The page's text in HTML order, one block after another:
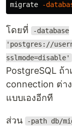
migrate -
โดยที่
-database
'postgres://
sslmode=disable'
PostgreSQL ถ้
connection ต่า
แบบเองอีกที
ส่วน -path db/